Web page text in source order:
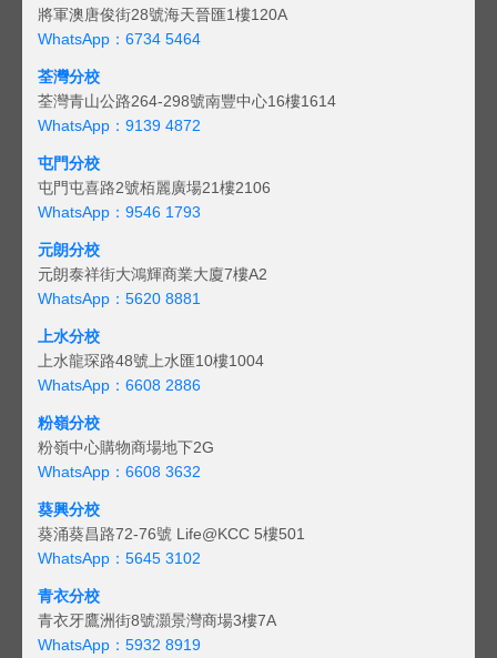
將軍澳唐俊街28號海天晉匯1樓120A
WhatsApp：6734 5464
荃灣分校
荃灣青山公路264-298號南豐中心16樓1614
WhatsApp：9139 4872
屯門分校
屯門屯喜路2號栢麗廣場21樓2106
WhatsApp：9546 1793
元朗分校
元朗泰祥街大鴻輝商業大廈7樓A2
WhatsApp：5620 8881
上水分校
上水龍琛路48號上水匯10樓1004
WhatsApp：6608 2886
粉嶺分校
粉嶺中心購物商場地下2G
WhatsApp：6608 3632
葵興分校
葵涌葵昌路72-76號 Life@KCC 5樓501
WhatsApp：5645 3102
青衣分校
青衣牙鷹洲街8號灝景灣商場3樓7A
WhatsApp：5932 8919